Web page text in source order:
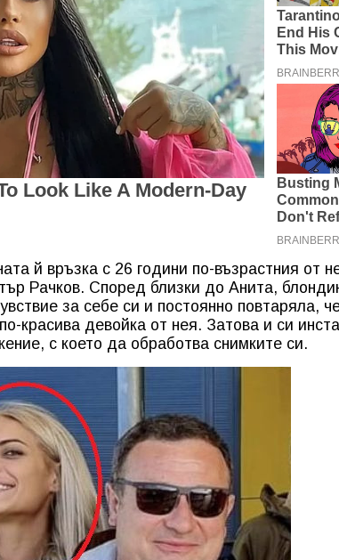
й връзка с 26 години по-възрастния от
Рачков. Според близки до Анита,
за себе си и постоянно повтаряла,
красива девойка от нея. Затова и си
с което да обработва снимките си.